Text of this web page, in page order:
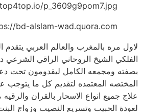
p_3609g9pom7.jpg
bd-alslam-wad.quora.com
لاول مره بالمغرب والعالم العربي يتقدم
الفلكي الشيخ الروحاني الراقي الشرعي
بصفته ومجمعه الكامل ليقدومون تحت
المختصه المعتمده لتقديم كل ما يتوجب
علاج جميع انواع الاسحار بالقران والرقيه
لعودة الحبيب وتسريع النصيب وزواج